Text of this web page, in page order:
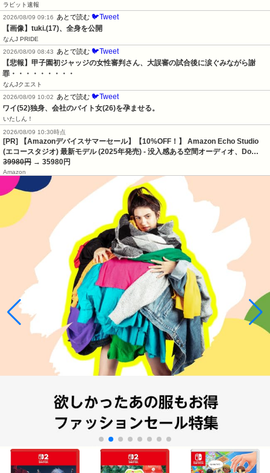
ラビット速報
2026/08/09 09:16
あとで読む 🐦Tweet
【画像】tuki.(17)、全身を公開
なんJ PRIDE
2026/08/09 08:43
あとで読む 🐦Tweet
【悲報】甲子園初ジャッジの女性審判さん、大誤審の試合後に涙ぐみながら謝
罪・・・・・・・・・
なんJクエスト
2026/08/09 10:02
あとで読む 🐦Tweet
ワイ(52)独身、会社のバイト女(26)を孕ませる。
いたしん！
2026/08/09 10:30時点
[PR] 【Amazonデバイスサマーセール】【10%OFF！】 Amazon Echo Studio
(エコースタジオ) 最新モデル (2025年発売) - 没入感ある空間オーディオ、Do…
39980円 → 35980円
Amazon